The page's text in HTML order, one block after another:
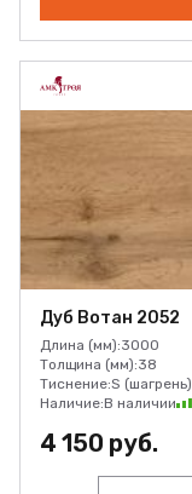
Дуб Вотан 2052
Длина (мм):3000
Толщина (мм):38
Тиснение:S (шагрень)
Наличие:В наличии
4 150 руб.